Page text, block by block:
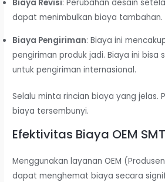
Biaya Revisi: Perubahan desain
dapat menimbulkan biaya tambahan.
Biaya Pengiriman: Biaya ini
pengiriman produk jadi. Biaya ini bisa
untuk pengiriman internasional.
Selalu minta rincian biaya yang jelas.
biaya tersembunyi.
Efektivitas Biaya OEM SMT
Menggunakan layanan OEM
dapat menghemat biaya secara